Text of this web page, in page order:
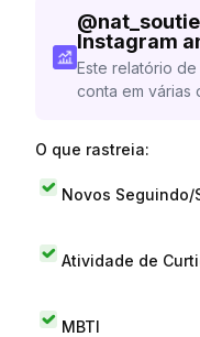
@
Instagram
Este relatório
conta em várias
O que rastreia:
Novos Seguindo/
Atividade de
MBTI